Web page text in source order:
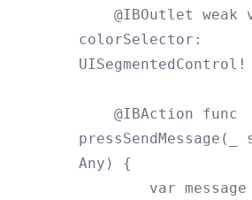
colorSelector:
UISegmentedControl!
pressSendMessage(_
Any) {